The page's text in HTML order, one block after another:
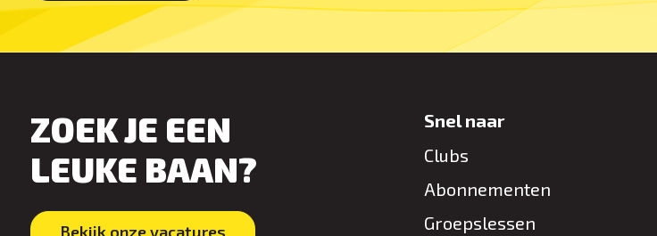
ZOEK JE EEN
LEUKE BAAN?
Bekijk onze vacatures
Snel naar
Clubs
Abonnementen
Groepslessen